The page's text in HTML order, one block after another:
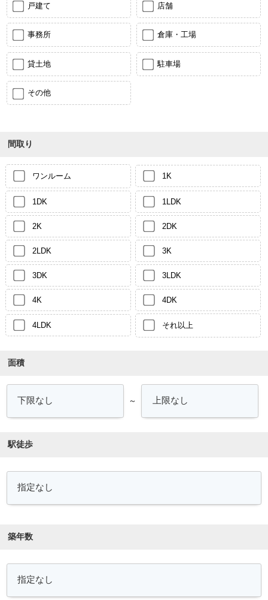
戸建て 店舗
事務所 倉庫・工場
貸土地 駐車場
その他
間取り
ワンルーム 1K
1DK 1LDK
2K 2DK
2LDK 3K
3DK 3LDK
4K 4DK
4LDK それ以上
面積
～
駅徒歩
築年数